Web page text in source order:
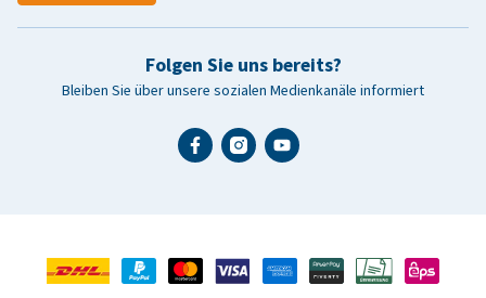
Folgen Sie uns bereits?
Bleiben Sie über unsere sozialen Medienkanäle informiert